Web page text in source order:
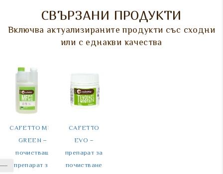
СВЪРЗАНИ ПРОДУКТИ
Включва актуализираните продукти със сходни
или с еднакви качества
CAFETTO MFC
GREEN –
почистващ
препарат за
CAFETTO
EVO –
препарат за
почистване